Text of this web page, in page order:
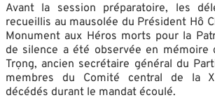
Avant la session préparatoire, les
recueillis au mausolée du Président Hô
Monument aux Héros morts pour la
de silence a été observée en mémoire
Trọng, ancien secrétaire général du
membres du Comité central de la
décédés durant le mandat écoulé.